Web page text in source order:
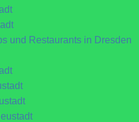
und Restaurants in Dresden